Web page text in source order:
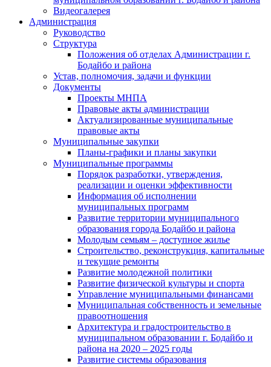
Видеогалерея
Администрация
Руководство
Структура
Положения об отделах Администрации г.
Бодайбо и района
Устав, полномочия, задачи и функции
Документы
Проекты МНПА
Правовые акты администрации
Актуализированные муниципальные
правовые акты
Муниципальные закупки
Планы-графики и планы закупки
Муниципальные программы
Порядок разработки, утверждения,
реализации и оценки эффективности
Информация об исполнении
муниципальных программ
Развитие территории муниципального
образования города Бодайбо и района
Молодым семьям – доступное жилье
Строительство, реконструкция, капитальные
и текущие ремонты
Развитие молодежной политики
Развитие физической культуры и спорта
Управление муниципальными финансами
Муниципальная собственность и земельные
правоотношения
Архитектура и градостроительство в
муниципальном образовании г. Бодайбо и
района на 2020 – 2025 годы
Развитие системы образования